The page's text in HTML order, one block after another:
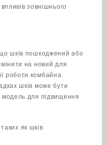
зовнішнього
шків пошкоджений або
на новий для
роботи комбайна.
шків може бути
модель для підвищення
як шків